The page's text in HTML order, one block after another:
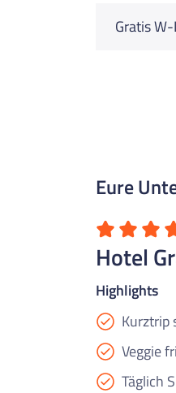
Gratis
Eure
Hotel
Highlights
Veggie
Täglich